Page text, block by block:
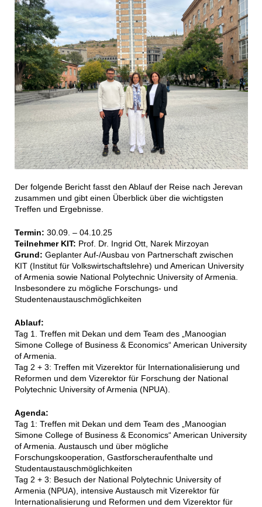
Der folgende Bericht fasst den Ablauf der Reise nach Jerevan
zusammen und gibt einen Überblick über die wichtigsten
Treffen und Ergebnisse.
Termin: 30.09. – 04.10.25
Teilnehmer KIT: Prof. Dr. Ingrid Ott, Narek Mirzoyan
Grund: Geplanter Auf-/Ausbau von Partnerschaft zwischen
KIT (Institut für Volkswirtschaftslehre) und American University
of Armenia sowie National Polytechnic University of Armenia.
Insbesondere zu mögliche Forschungs- und
Studentenaustauschmöglichkeiten
Ablauf:
Tag 1. Treffen mit Dekan und dem Team des „Manoogian
Simone College of Business & Economics“ American University
of Armenia.
Tag 2 + 3: Treffen mit Vizerektor für Internationalisierung und
Reformen und dem Vizerektor für Forschung der National
Polytechnic University of Armenia (NPUA).
Agenda:
Tag 1: Treffen mit Dekan und dem Team des „Manoogian
Simone College of Business & Economics“ American University
of Armenia. Austausch und über mögliche
Forschungskooperation, Gastforscheraufenthalte und
Studentaustauschmöglichkeiten
Tag 2 + 3: Besuch der National Polytechnic University of
Armenia (NPUA), intensive Austausch mit Vizerektor für
Internationalisierung und Reformen und dem Vizerektor für